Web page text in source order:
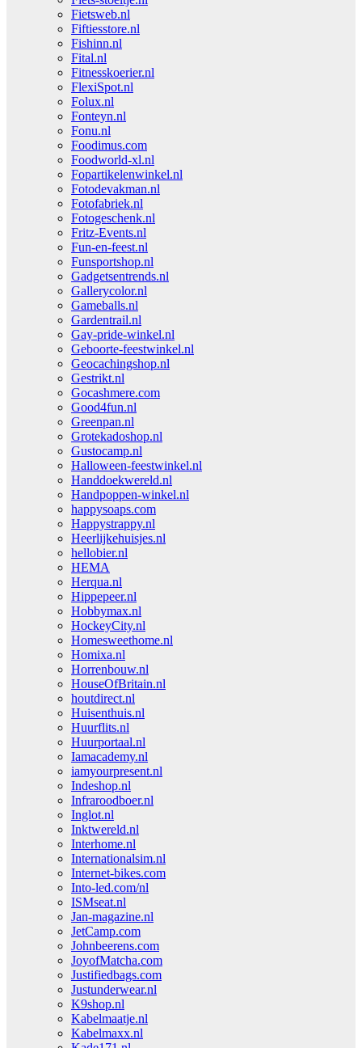
Fietsweb.nl
Fiftiesstore.nl
Fishinn.nl
Fital.nl
Fitnesskoerier.nl
FlexiSpot.nl
Folux.nl
Fonteyn.nl
Fonu.nl
Foodimus.com
Foodworld-xl.nl
Fopartikelenwinkel.nl
Fotodevakman.nl
Fotofabriek.nl
Fotogeschenk.nl
Fritz-Events.nl
Fun-en-feest.nl
Funsportshop.nl
Gadgetsentrends.nl
Gallerycolor.nl
Gameballs.nl
Gardentrail.nl
Gay-pride-winkel.nl
Geboorte-feestwinkel.nl
Geocachingshop.nl
Gestrikt.nl
Gocashmere.com
Good4fun.nl
Greenpan.nl
Grotekadoshop.nl
Gustocamp.nl
Halloween-feestwinkel.nl
Handdoekwereld.nl
Handpoppen-winkel.nl
happysoaps.com
Happystrappy.nl
Heerlijkehuisjes.nl
hellobier.nl
HEMA
Herqua.nl
Hippepeer.nl
Hobbymax.nl
HockeyCity.nl
Homesweethome.nl
Homixa.nl
Horrenbouw.nl
HouseOfBritain.nl
houtdirect.nl
Huisenthuis.nl
Huurflits.nl
Huurportaal.nl
Iamacademy.nl
iamyourpresent.nl
Indeshop.nl
Infraroodboer.nl
Inglot.nl
Inktwereld.nl
Interhome.nl
Internationalsim.nl
Internet-bikes.com
Into-led.com/nl
ISMseat.nl
Jan-magazine.nl
JetCamp.com
Johnbeerens.com
JoyofMatcha.com
Justifiedbags.com
Justunderwear.nl
K9shop.nl
Kabelmaatje.nl
Kabelmaxx.nl